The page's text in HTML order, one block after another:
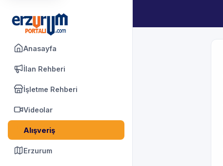
Anasayfa
İlan Rehberi
İşletme Rehberi
Videolar
Alışveriş
Erzurum